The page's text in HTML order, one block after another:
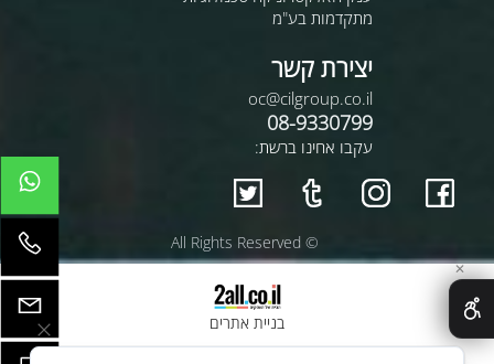
מתקדמות בע"מ
יצירת קשר
oc@cilgroup.co.il
08-9330799
עקבו אחינו ברשת:
© All Rights Reserved
בניית אתרים
✕